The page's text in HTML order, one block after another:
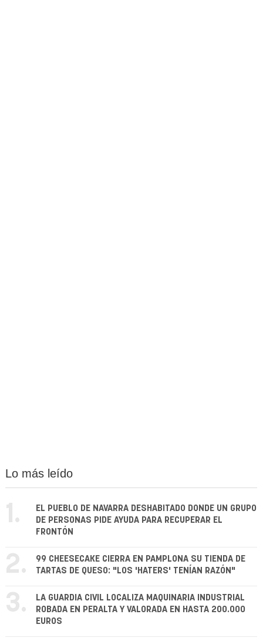
Lo más leído
1.
EL PUEBLO DE NAVARRA DESHABITADO DONDE UN GRUPO
DE PERSONAS PIDE AYUDA PARA RECUPERAR EL
FRONTÓN
2.
99 CHEESECAKE CIERRA EN PAMPLONA SU TIENDA DE
TARTAS DE QUESO: "LOS 'HATERS' TENÍAN RAZÓN"
3.
LA GUARDIA CIVIL LOCALIZA MAQUINARIA INDUSTRIAL
ROBADA EN PERALTA Y VALORADA EN HASTA 200.000
EUROS